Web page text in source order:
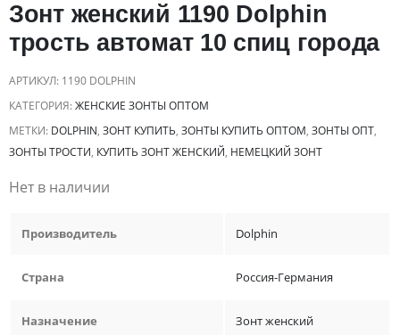
Зонт женский 1190 Dolphin
трость автомат 10 спиц города
АРТИКУЛ: 1190 DOLPHIN
КАТЕГОРИЯ:ЖЕНСКИЕ ЗОНТЫ ОПТОМ
МЕТКИ: DOLPHIN, ЗОНТ КУПИТЬ, ЗОНТЫ КУПИТЬ ОПТОМ, ЗОНТЫ ОПТ,
ЗОНТЫ ТРОСТИ, КУПИТЬ ЗОНТ ЖЕНСКИЙ, НЕМЕЦКИЙ ЗОНТ
Нет в наличии
Производитель Dolphin
Страна Россия-Германия
Назначение Зонт женский